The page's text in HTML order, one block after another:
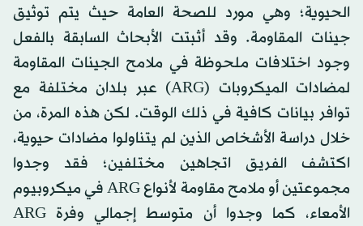
الحيوية؛ وهي مورد للصحة العامة حيث يتم توثيق
جينات المقاومة. وقد أثبتت الأبحاث السابقة بالفعل
وجود اختلافات ملحوظة في ملامح الجينات المقاومة
لمضادات الميكروبات (ARG) عبر بلدان مختلفة مع
توافر بيانات كافية في ذلك الوقت. لكن هذه المرة، من
خلال دراسة الأشخاص الذين لم يتناولوا مضادات حيوية،
اكتشف الفريق اتجاهين مختلفين؛ فقد وجدوا
مجموعتين أو ملامح مقاومة لأنواع ARG في ميكروبيوم
الأمعاء، كما وجدوا أن متوسط إجمالي وفرة ARG